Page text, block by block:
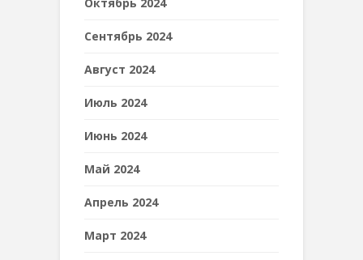
Сентябрь 2024
Август 2024
Июль 2024
Июнь 2024
Май 2024
Апрель 2024
Март 2024